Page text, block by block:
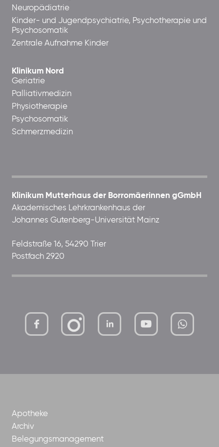
Neuropädiatrie
Kinder- und Jugendpsychiatrie, Psychotherapie und
Psychosomatik
Zentrale Aufnahme Kinder
Klinikum Nord
Geriatrie
Palliativmedizin
Physiotherapie
Psychosomatik
Schmerzmedizin
Klinikum Mutterhaus der Borromäerinnen gGmbH
Akademisches Lehrkrankenhaus der
Johannes Gutenberg-Universität Mainz
Feldstraße 16, 54290 Trier
Postfach 2920
mutterhaus-xMBTtqOwC1KKBww
Apotheke
Archiv
Belegungsmanagement